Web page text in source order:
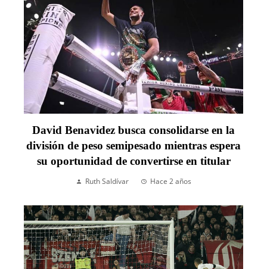
David Benavidez busca consolidarse en la
división de peso semipesado mientras espera
su oportunidad de convertirse en titular
Ruth Saldívar Hace 2 años